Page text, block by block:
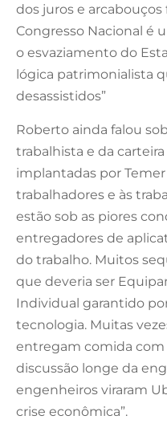
dos juros e arcabouços
Congresso Nacional é
o esvaziamento do
lógica patrimonialista
desassistidos”
Roberto ainda falou
trabalhista e da
implantadas por Temer
trabalhadores e às
estão sob as piores
entregadores de
do trabalho. Muitos
que deveria ser
Individual garantido
tecnologia. Muitas
entregam comida com
discussão longe da
engenheiros viraram
crise econômica”.